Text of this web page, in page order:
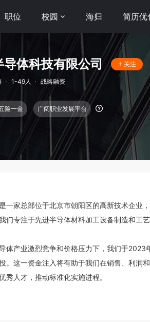
职位 校园 海归 简历优
体科技有限公司 关注
· 1-49人 · 战略融资
险一金 广阔职业发展平台
一家总部位于北京市朝阳区的高新技术企业
们专注于先进半导体材料加工设备制造和工
体产业激烈竞争和价格压力下，我们于
。这一资金注入将有助于我们在销售、利润
秀人才，推动标准化实施进程。
核心价值观包括品质、服务和成本意识。我